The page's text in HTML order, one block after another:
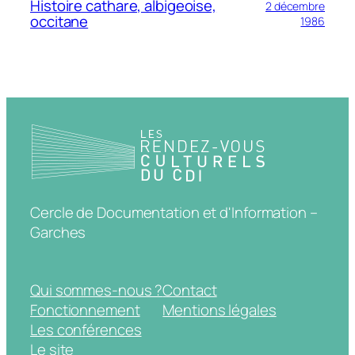
Histoire cathare, albigeoise,
occitane
2 décembre
1986
Cercle de Documentation et d'Information –
Garches
Qui sommes-nous ?
Fonctionnement
Les conférences
Le site
Contact
Mentions légales